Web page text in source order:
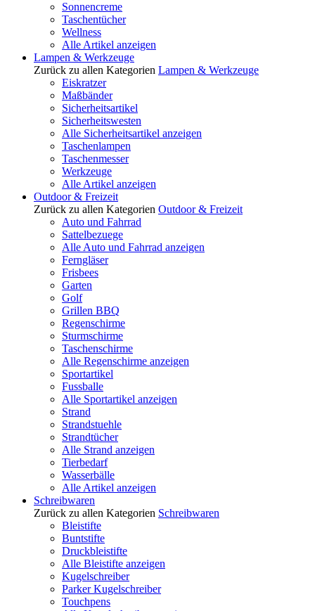
Sonnencreme
Taschentücher
Wellness
Alle Artikel anzeigen
Lampen & Werkzeuge
Zurück zu allen Kategorien Lampen & Werkzeuge
Eiskratzer
Maßbänder
Sicherheitsartikel
Sicherheitswesten
Alle Sicherheitsartikel anzeigen
Taschenlampen
Taschenmesser
Werkzeuge
Alle Artikel anzeigen
Outdoor & Freizeit
Zurück zu allen Kategorien Outdoor & Freizeit
Auto und Fahrrad
Sattelbezuege
Alle Auto und Fahrrad anzeigen
Ferngläser
Frisbees
Garten
Golf
Grillen BBQ
Regenschirme
Sturmschirme
Taschenschirme
Alle Regenschirme anzeigen
Sportartikel
Fussballe
Alle Sportartikel anzeigen
Strand
Strandstuehle
Strandtücher
Alle Strand anzeigen
Tierbedarf
Wasserbälle
Alle Artikel anzeigen
Schreibwaren
Zurück zu allen Kategorien Schreibwaren
Bleistifte
Buntstifte
Druckbleistifte
Alle Bleistifte anzeigen
Kugelschreiber
Parker Kugelschreiber
Touchpens